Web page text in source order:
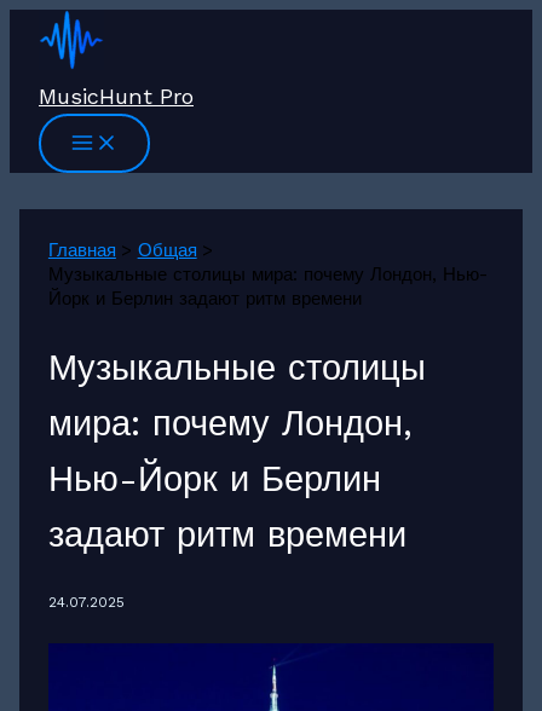
Перейти
MusicHunt Pro
Главная
Общая
Музыкальные столицы мира: почему Лондон, Нью-
Йорк и Берлин задают ритм времени
Музыкальные столицы
мира: почему Лондон,
Нью-Йорк и Берлин
задают ритм времени
24.07.2025